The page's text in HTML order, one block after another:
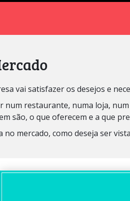
vai satisfazer os desejos e
restaurante, numa loja,
são, o que oferecem e a que
mercado, como deseja ser